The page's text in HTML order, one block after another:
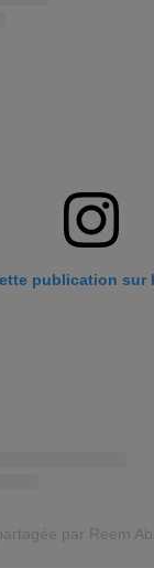
publication sur
par Reem